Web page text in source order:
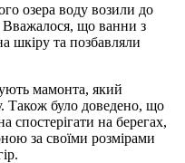
озера воду возили до
що ванни з
шкіру та позбавляли
мамонта, який
Також було доведено, що
спостерігати на берегах,
за своїми розмірами